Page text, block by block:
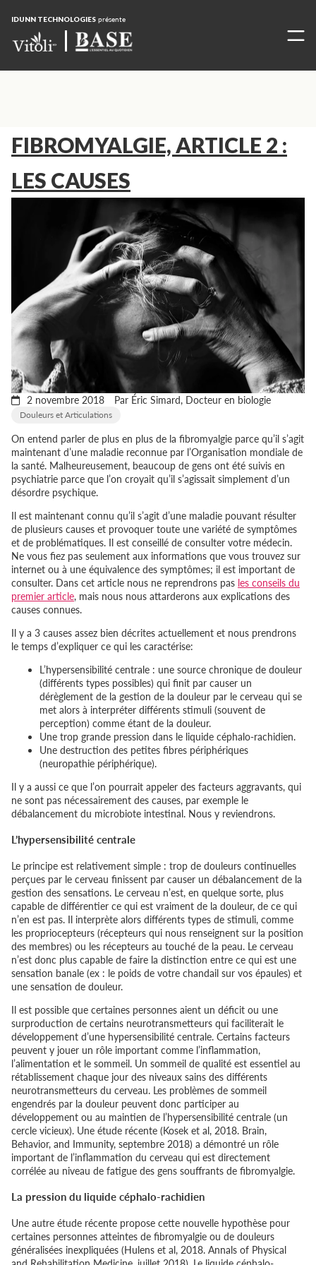
IDUNN TECHNOLOGIES présente
FIBROMYALGIE, ARTICLE 2 :
LES CAUSES
2 novembre 2018 Par Éric Simard, Docteur en biologie
Douleurs et Articulations
On entend parler de plus en plus de la fibromyalgie parce qu’il s’agit
maintenant d’une maladie reconnue par l’Organisation mondiale de
la santé. Malheureusement, beaucoup de gens ont été suivis en
psychiatrie parce que l’on croyait qu’il s’agissait simplement d’un
désordre psychique.
Il est maintenant connu qu’il s’agit d’une maladie pouvant résulter
de plusieurs causes et provoquer toute une variété de symptômes
et de problématiques. Il est conseillé de consulter votre médecin.
Ne vous fiez pas seulement aux informations que vous trouvez sur
internet ou à une équivalence des symptômes; il est important de
consulter. Dans cet article nous ne reprendrons pas les conseils du
premier article, mais nous nous attarderons aux explications des
causes connues.
Il y a 3 causes assez bien décrites actuellement et nous prendrons
le temps d’expliquer ce qui les caractérise:
L’hypersensibilité centrale : une source chronique de douleur
(différents types possibles) qui finit par causer un
dérèglement de la gestion de la douleur par le cerveau qui se
met alors à interpréter différents stimuli (souvent de
perception) comme étant de la douleur.
Une trop grande pression dans le liquide céphalo-rachidien.
Une destruction des petites fibres périphériques
(neuropathie périphérique).
Il y a aussi ce que l’on pourrait appeler des facteurs aggravants, qui
ne sont pas nécessairement des causes, par exemple le
débalancement du microbiote intestinal. Nous y reviendrons.
L’hypersensibilité centrale
Le principe est relativement simple : trop de douleurs continuelles
perçues par le cerveau finissent par causer un débalancement de la
gestion des sensations. Le cerveau n’est, en quelque sorte, plus
capable de différentier ce qui est vraiment de la douleur, de ce qui
n’en est pas. Il interprète alors différents types de stimuli, comme
les propriocepteurs (récepteurs qui nous renseignent sur la position
des membres) ou les récepteurs au touché de la peau. Le cerveau
n’est donc plus capable de faire la distinction entre ce qui est une
sensation banale (ex : le poids de votre chandail sur vos épaules) et
une sensation de douleur.
Il est possible que certaines personnes aient un déficit ou une
surproduction de certains neurotransmetteurs qui faciliterait le
développement d’une hypersensibilité centrale. Certains facteurs
peuvent y jouer un rôle important comme l’inflammation,
l’alimentation et le sommeil. Un sommeil de qualité est essentiel au
rétablissement chaque jour des niveaux sains des différents
neurotransmetteurs du cerveau. Les problèmes de sommeil
engendrés par la douleur peuvent donc participer au
développement ou au maintien de l’hypersensibilité centrale (un
cercle vicieux). Une étude récente (Kosek et al, 2018. Brain,
Behavior, and Immunity, septembre 2018) a démontré un rôle
important de l’inflammation du cerveau qui est directement
corrélée au niveau de fatigue des gens souffrants de fibromyalgie.
La pression du liquide céphalo-rachidien
Une autre étude récente propose cette nouvelle hypothèse pour
certaines personnes atteintes de fibromyalgie ou de douleurs
généralisées inexpliquées (Hulens et al, 2018. Annals of Physical